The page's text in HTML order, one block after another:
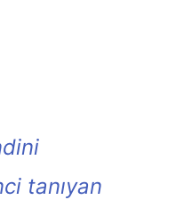
tanıyan